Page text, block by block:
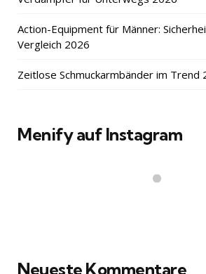
Action-Equipment für Männer:
Vergleich 2026
Zeitlose Schmuckarmbänder im Trend
Menify auf Instagram
Neueste Kommentare